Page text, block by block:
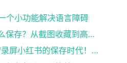
个小功能解决语言障碍
LinkedIn图片和视频怎么保存？从截图收藏到高清素材整理的方法
这个神器让我告别截图/录屏小红书的保存时代！真的香~